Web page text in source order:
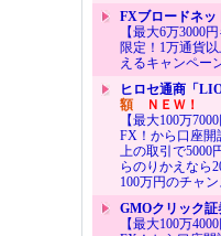
FXブロードネッ
【最大6万3000
限定！1万通貨
えるキャンペー
ヒロセ通商「
額ＮＥＷ！
【最大100万
FX！から口座開
上の取引で5000
らのりかえなら
100万円のチャン
GMOクリック証
【最大100万